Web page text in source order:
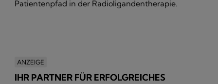
Patientenpfad in der Radioligandentherapie.
ANZEIGE
IHR PARTNER FÜR ERFOLGREICHES